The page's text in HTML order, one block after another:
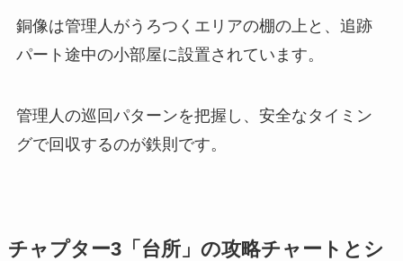
銅像は管理人がうろつくエリアの棚の上と、追跡
パート途中の小部屋に設置されています。
管理人の巡回パターンを把握し、安全なタイミン
グで回収するのが鉄則です。
チャプター3「台所」の攻略チャートとシ